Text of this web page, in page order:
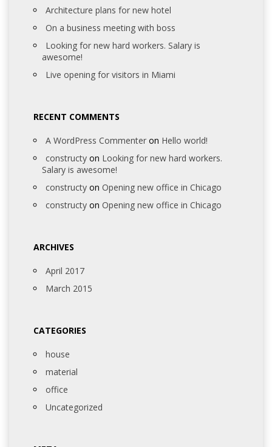
Architecture plans for new hotel
On a business meeting with boss
Looking for new hard workers. Salary is
awesome!
Live opening for visitors in Miami
RECENT COMMENTS
A WordPress Commenter on Hello world!
constructy on Looking for new hard workers.
Salary is awesome!
constructy on Opening new office in Chicago
constructy on Opening new office in Chicago
ARCHIVES
April 2017
March 2015
CATEGORIES
house
material
office
Uncategorized